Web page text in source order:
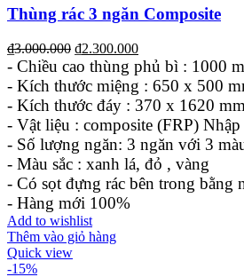
Thùng rác 3 ngăn Composite
₫3.000.000 ₫2.300.000
- Chiều cao thùng phủ bì : 1000
- Kích thước miệng : 650 x 500
- Kích thước đáy : 370 x 1620 mm
- Vật liệu : composite (FRP) Nhập
- Số lượng ngăn: 3 ngăn với 3
- Màu sắc : xanh lá, đỏ , vàng
- Có sọt đựng rác bên trong bằng
- Hàng mới 100%
Add to wishlist
Thêm vào giỏ hàng
Quick view
-15%